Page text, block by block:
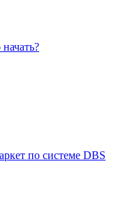
по системе DBS